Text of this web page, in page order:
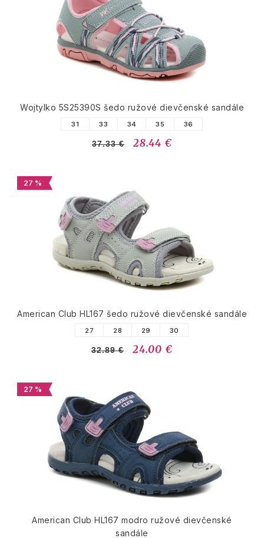
Wojtylko 5S25390S šedo ružové dievčenské sandále
31 33 34 35 36
37.33 € 28.44 €
27 %
American Club HL167 šedo ružové dievčenské sandále
27 28 29 30
32.89 € 24.00 €
27 %
American Club HL167 modro ružové dievčenské
sandále